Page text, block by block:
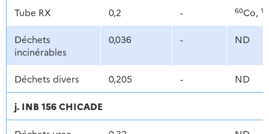
Tube RX 0,2 - 60Co,
Déchets
incinérables
0,036 - ND
Déchets divers 0,205 - ND
j. INB 156 CHICADE